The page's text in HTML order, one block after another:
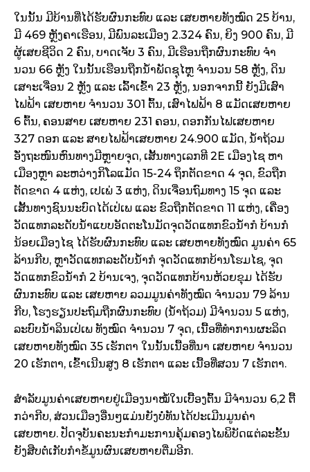
ໃນນັ້ນ ມີບ້ານທີ່ໄດ້ຮັບຜົນກະທົບ ແລະ ເສຍຫາຍທັງໝົດ 25 ບ້ານ,
ມີ 469 ຫຼັງຄາເຮືອນ, ມີພົນລະເມືອງ 2.324 ຄົນ, ຍິງ 900 ຄົນ, ມີ
ຜູ້ເສຍຊີວິດ 2 ຄົນ, ບາດເຈັບ 3 ຄົນ, ມີເຮືອນຖືກຜົນກະທົບ ຈໍາ
ນວນ 66 ຫຼັງ ໃນນັ້ນເຮືອນຖືກນໍ້າພັດ​ຊຸໄຫຼ ຈໍານວນ 58 ຫຼັງ, ດິນ
ເສາະເຈື່ອນ 2 ຫຼັງ ແລະ ເລົ້າເຂົ້າ 23 ຫຼັງ, ນອກ​ຈາກ​ນີ້ ຍັງມີເສົາ
ໄຟຟ້າ ເສຍຫາຍ ຈໍານວນ 301 ຕົ້ນ, ເສົາໄຟຟ້າ 8 ແມັດເສຍຫາຍ
6 ຕົ້ນ, ຄອນສາຍ ເສຍຫາຍ 231 ຄອນ, ດອກກັນໄຟເສຍຫາຍ
327 ດອກ ແລະ ສາຍໄຟຟ້າເສຍຫາຍ 24.900 ແມັດ, ນໍ້າຖ້ວມ
ອັ່ງຖະໜົນຫົນທາງມີຫຼາຍຈຸດ, ເສັ້ນທາງເລກທີ 2E ເມືອງໄຊ ຫາ
ເມືອງຫຼາ ລະຫວ່າງກິໂລແມັດ 15-24 ຖຶກຕັດຂາດ 4 ຈຸດ, ຂົວຖືກ
ຕັດຂາດ 4 ແຫ່ງ, ເປເພ່ 3 ແຫ່ງ, ດິນເຈື່ອນຖົມທາງ 15 ຈຸດ ແລະ
ເສັ້ນທາງຊົນນະບົດໄດ້ເປ່ເພ ແລະ ຂົວຖືກຕັດຂາດ 11 ແຫ່ງ, ເຄື່ອງ
ວັດແທກລະດັບນໍ້າແບບອັດ​ຕະ​ໂນ​ມັດຈຸດວັດແທກຂົວນໍ້າກໍ ບ້ານກໍ
ນ້ອຍເມືອງໄຊ ໄດ້ຮັບຜົນກະທົບ ແລະ ເສຍຫາຍທັງໝົດ ມູນຄ່າ 65
ລ້ານກີບ, ຫຼາວັດແທກລະດັບນໍ້າກໍ ຈຸດວັດແທກບ້ານໂຮມໄຊ, ຈຸດ
ວັດແທກຂົວນໍ້າກໍ 2 ບ້ານເຈງ, ຈຸດວັດແທກບ້ານຫ້ວຍຂຸມ ໄດ້ຮັບ
ຜົນກະທົບ ແລະ ເສຍຫາຍ ລວມມູນຄ່າທັງໝົດ ຈໍານວນ 79 ລ້ານ
ກີບ, ໂຮງຮຽນປະຖົມຖືກຜົນກະທົບ (ນໍ້າຖ້ວມ) ມີຈໍານວນ 5 ແຫ່ງ,
ລະບົບນໍ້າລິນເປ່ເພ ທັງໝົດ ຈໍານວນ 7 ຈຸດ, ເນື້ອທີ່ທໍາການຜະລິດ
ເສຍຫາຍທັງໝົດ 35 ເຮັກຕາ ໃນນັ້ນເນື້ອທີ່ນາ ເສຍຫາຍ ຈໍານວນ
20 ເຮັກຕາ, ເຂົ້າເນີນສູງ 8 ເຮັກຕາ ແລະ ເນື້ອທີ່ສວນ 7 ເຮັກຕາ.
ສໍາລັບມູນຄ່າເສຍຫາຍຢູ່ເມືອງນາໝໍ້ໃນເບື້ອງຕົ້ນ ມີຈໍານວນ 6,2 ຕື້
ກວ່າກີບ, ສ່ວນເມືອງອື່ນໆແມ່ນຍັງບໍ່ທັນໄດ້ປະເມີນມູນຄ່າ
ເສຍຫາຍ. ປັດຈຸບັນຄະນະກໍາມະການຄຸ້ມຄອງໄພພິບັດແຕ່ລະຂັ້ນ
ຍັງສືບຕໍ່ເກັບກໍາຂໍ້ມູນຜົນເສຍຫາຍຕື່ມອີກ.